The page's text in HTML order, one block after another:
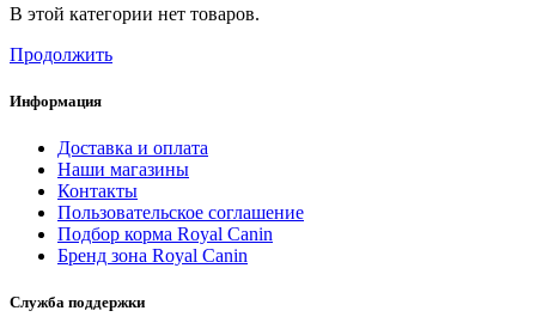
В этой категории нет товаров.
Продолжить
Информация
Доставка и оплата
Наши магазины
Контакты
Пользовательское соглашение
Подбор корма Royal Canin
Бренд зона Royal Canin
Служба поддержки